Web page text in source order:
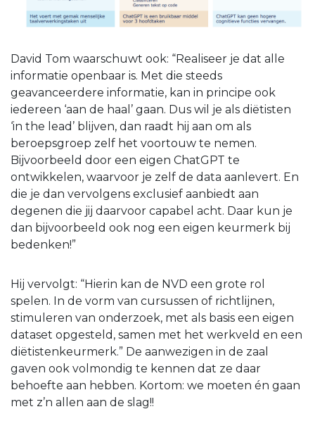
David Tom waarschuwt ook: “Realiseer je dat alle
informatie openbaar is. Met die steeds
geavanceerdere informatie, kan in principe ook
iedereen ‘aan de haal’ gaan. Dus wil je als diëtisten
‘in the lead’ blijven, dan raadt hij aan om als
beroepsgroep zelf het voortouw te nemen.
Bijvoorbeeld door een eigen ChatGPT te
ontwikkelen, waarvoor je zelf de data aanlevert. En
die je dan vervolgens exclusief aanbiedt aan
degenen die jij daarvoor capabel acht. Daar kun je
dan bijvoorbeeld ook nog een eigen keurmerk bij
bedenken!”
Hij vervolgt: “Hierin kan de NVD een grote rol
spelen. In de vorm van cursussen of richtlijnen,
stimuleren van onderzoek, met als basis een eigen
dataset opgesteld, samen met het werkveld en een
diëtistenkeurmerk.” De aanwezigen in de zaal
gaven ook volmondig te kennen dat ze daar
behoefte aan hebben. Kortom: we moeten én gaan
met z’n allen aan de slag!!